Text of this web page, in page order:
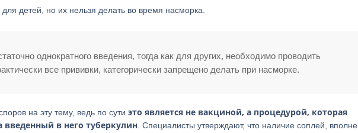
детей, но их нельзя делать во время насморка.
однократного введения, тогда как для других, необходимо проводить
все прививки, категорически запрещено делать при насморке.
на эту тему, ведь по сути это является не вакциной, а процедурой, которая
в него туберкулин . Специалисты утверждают, что наличие соплей, вполне